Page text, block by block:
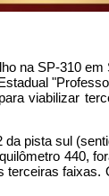
na SP-310 em
viabilizar
pista sul
440,
terceiras faixas.